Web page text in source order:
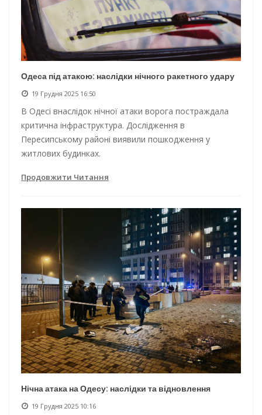
Одеса під атакою: наслідки нічного ракетного удару
19 Грудня 2025 16:50
В Одесі внаслідок нічної атаки ворога постраждала
критична інфраструктура. Дослідження в
Пересипському районі виявили пошкодження у
житлових будинках.
Продовжити Читання
Нічна атака на Одесу: наслідки та відновлення
19 Грудня 2025 10:16